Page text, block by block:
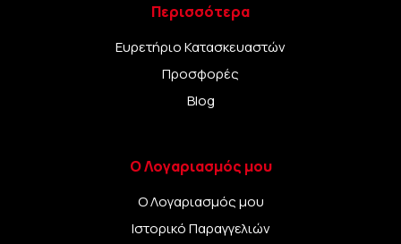
Περισσότερα
Ευρετήριο Κατασκευαστών
Προσφορές
Blog
Ο Λογαριασμός μου
Ο Λογαριασμός μου
Ιστορικό Παραγγελιών